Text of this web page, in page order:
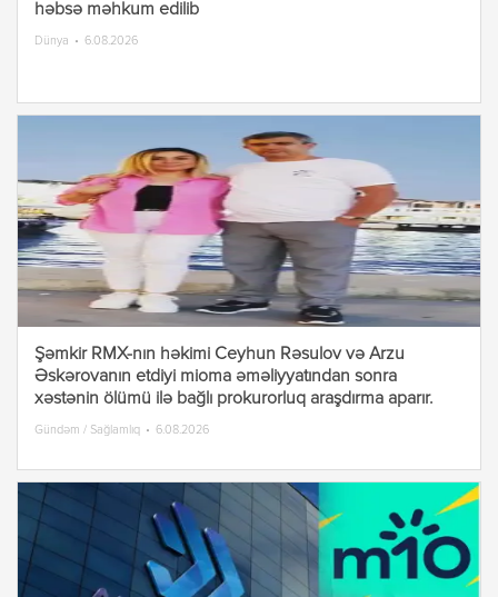
həbsə məhkum edilib
Dünya 6.08.2026
Şəmkir RMX-nın həkimi Ceyhun Rəsulov və Arzu
Əskərovanın etdiyi mioma əməliyyatından sonra
xəstənin ölümü ilə bağlı prokurorluq araşdırma aparır.
Gündəm / Sağlamlıq 6.08.2026